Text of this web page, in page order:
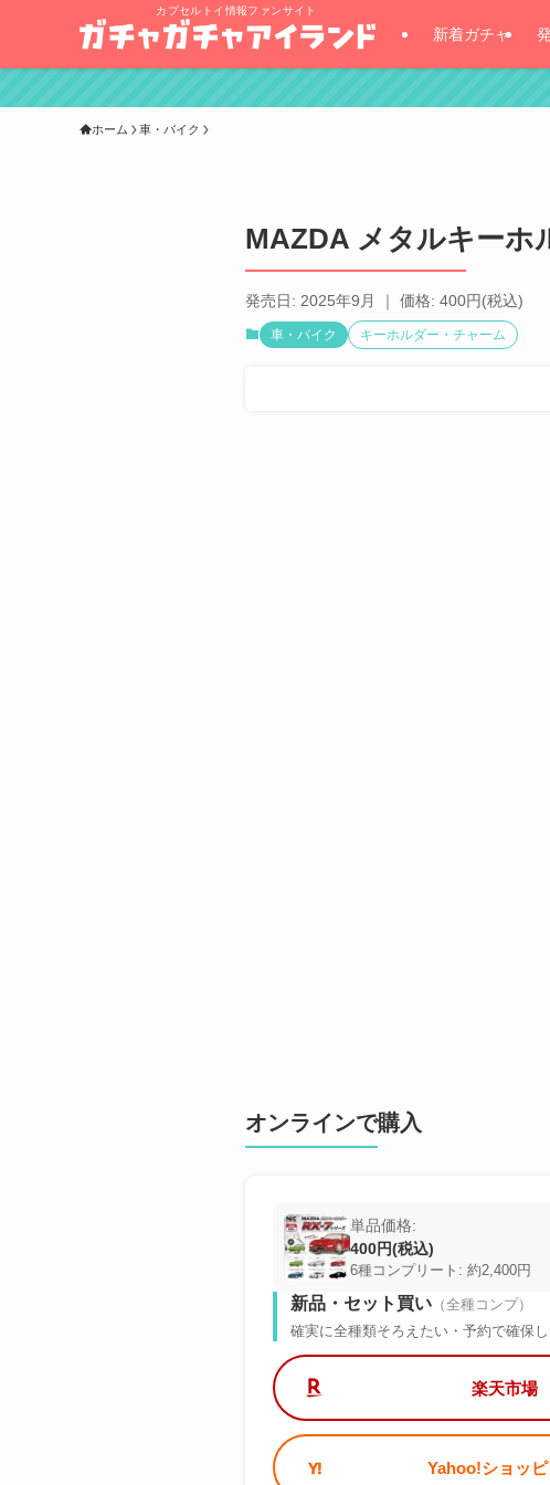
カプセルトイ情報ファンサイト
新着ガチャ
ホーム 車・バイク
MAZDA メタルキーホ
発売日: 2025年9月 ｜ 価格: 400円(税込)
車・バイク キーホルダー・チャーム
オンラインで購入
単品価格:
400円(税込)
6種コンプリート: 約2,400円
新品・セット買い （全種コンプ）
確実に全種類そろえたい・予約で確保
楽天市場
Yahoo!ショッ